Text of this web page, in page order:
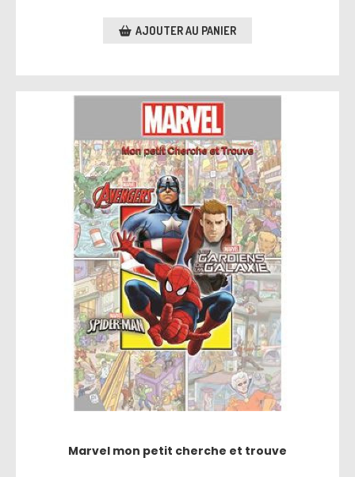
AJOUTER AU PANIER
Marvel mon petit cherche et trouve